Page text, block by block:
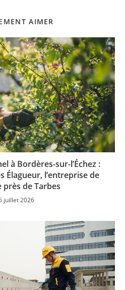
AIMER
à Bordères-sur-l’Échez :
Élagueur, l’entreprise de
près de Tarbes
juillet 2026